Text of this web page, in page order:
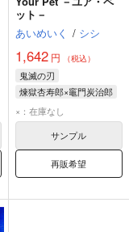
ット－
あいめいく / シシ
1,642円 （税込）
鬼滅の刃
煉獄杏寿郎×竈門炭治郎
竈門炭治郎
煉獄杏寿郎
×：在庫なし
サンプル
再販希望